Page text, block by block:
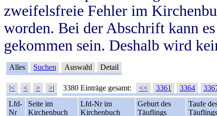
zweifelsfreie Fehler im
worden. Bei der Abschrift kann
gekommen sein. Deshalb wird
Alles Suchen Auswahl Detail
|< < > >| 3380 Einträge gesamt: << 3361 3364
Lfd-
Nr
Seite im
Kirchenbuch
Lfd-Nr im
Kirchenbuch
Geburt des
Täuflings
Taufe
Täuflings